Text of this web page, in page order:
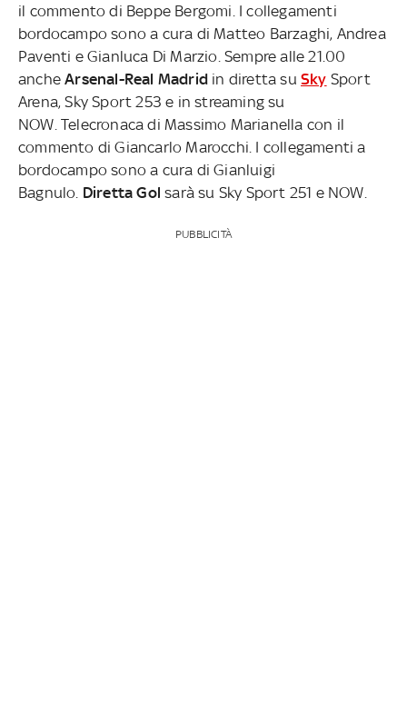
il commento di Beppe Bergomi. I collegamenti
bordocampo sono a cura di Matteo Barzaghi, Andrea
Paventi e Gianluca Di Marzio. Sempre alle 21.00
ancheArsenal-Real Madrid in diretta suSky Sport
Arena, Sky Sport 253 e in streaming su
NOW. Telecronaca di Massimo Marianella con il
commento di Giancarlo Marocchi. I collegamenti a
bordocampo sono a cura di Gianluigi
Bagnulo. Diretta Gol sarà su Sky Sport 251 e NOW.
PUBBLICITÀ